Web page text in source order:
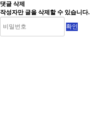
댓글 삭제
작성자만 글을 삭제할 수 있습니다.